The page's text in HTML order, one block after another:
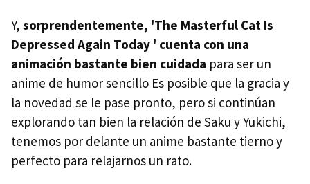
Y, sorprendentemente, 'The Masterful Cat Is
Depressed Again Today ' cuenta con una
animación bastante bien cuidada para ser un
anime de humor sencillo Es posible que la gracia y
la novedad se le pase pronto, pero si continúan
explorando tan bien la relación de Saku y Yukichi,
tenemos por delante un anime bastante tierno y
perfecto para relajarnos un rato.